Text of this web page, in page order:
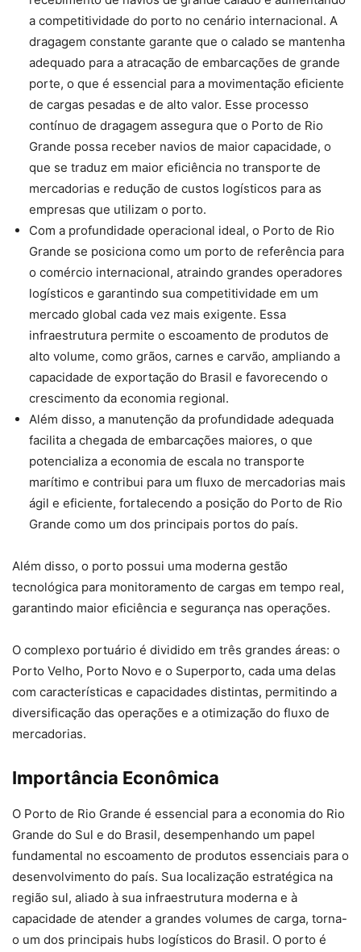
a competitividade do porto no cenário internacional. A
dragagem constante garante que o calado se mantenha
adequado para a atracação de embarcações de grande
porte, o que é essencial para a movimentação eficiente
de cargas pesadas e de alto valor. Esse processo
contínuo de dragagem assegura que o Porto de Rio
Grande possa receber navios de maior capacidade, o
que se traduz em maior eficiência no transporte de
mercadorias e redução de custos logísticos para as
empresas que utilizam o porto.
Com a profundidade operacional ideal, o Porto de Rio
Grande se posiciona como um porto de referência para
o comércio internacional, atraindo grandes operadores
logísticos e garantindo sua competitividade em um
mercado global cada vez mais exigente. Essa
infraestrutura permite o escoamento de produtos de
alto volume, como grãos, carnes e carvão, ampliando a
capacidade de exportação do Brasil e favorecendo o
crescimento da economia regional.
Além disso, a manutenção da profundidade adequada
facilita a chegada de embarcações maiores, o que
potencializa a economia de escala no transporte
marítimo e contribui para um fluxo de mercadorias mais
ágil e eficiente, fortalecendo a posição do Porto de Rio
Grande como um dos principais portos do país.
Além disso, o porto possui uma moderna gestão
tecnológica para monitoramento de cargas em tempo real,
garantindo maior eficiência e segurança nas operações.
O complexo portuário é dividido em três grandes áreas: o
Porto Velho, Porto Novo e o Superporto, cada uma delas
com características e capacidades distintas, permitindo a
diversificação das operações e a otimização do fluxo de
mercadorias.
Importância Econômica
O Porto de Rio Grande é essencial para a economia do Rio
Grande do Sul e do Brasil, desempenhando um papel
fundamental no escoamento de produtos essenciais para o
desenvolvimento do país. Sua localização estratégica na
região sul, aliado à sua infraestrutura moderna e à
capacidade de atender a grandes volumes de carga, torna-
o um dos principais hubs logísticos do Brasil. O porto é